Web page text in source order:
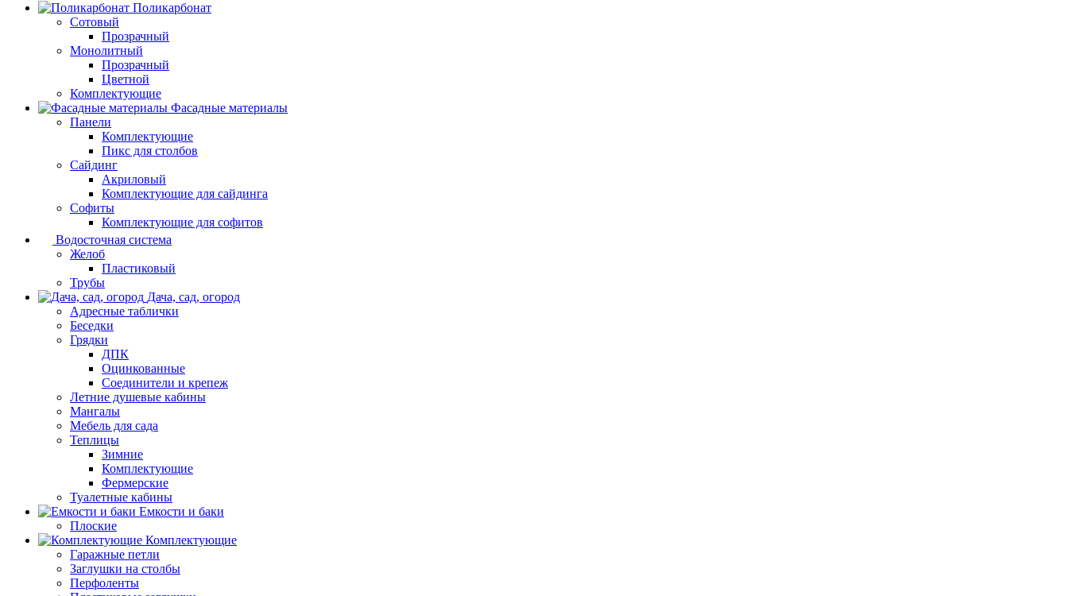
Поликарбонат
Сотовый
Прозрачный
Монолитный
Прозрачный
Цветной
Комплектующие
Фасадные материалы
Панели
Комплектующие
Пикс для столбов
Сайдинг
Акриловый
Комплектующие для сайдинга
Софиты
Комплектующие для софитов
Водосточная система
Желоб
Пластиковый
Трубы
Дача, сад, огород
Адресные таблички
Беседки
Грядки
ДПК
Оцинкованные
Соединители и крепеж
Летние душевые кабины
Мангалы
Мебель для сада
Теплицы
Зимние
Комплектующие
Фермерские
Туалетные кабины
Емкости и баки
Плоские
Комплектующие
Гаражные петли
Заглушки на столбы
Перфоленты